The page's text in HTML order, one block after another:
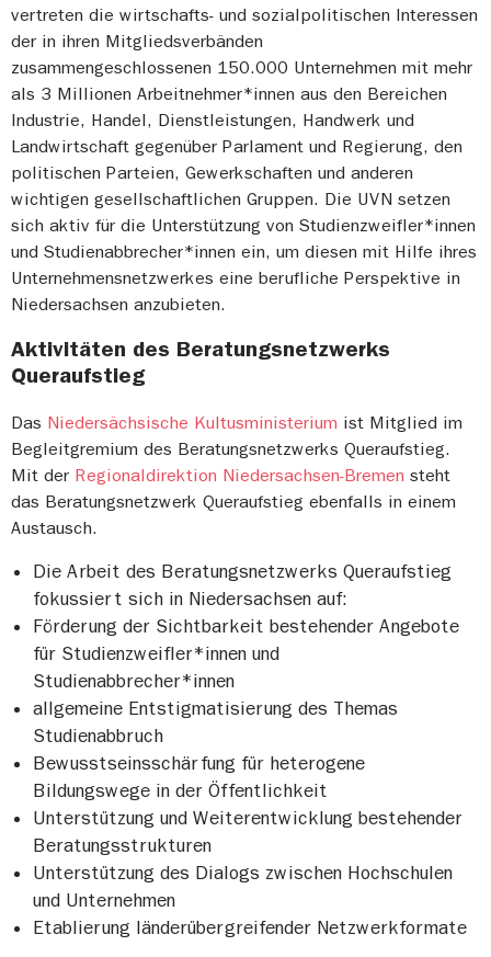
vertreten die wirtschafts- und sozialpolitischen Interessen
der in ihren Mitgliedsverbänden
zusammengeschlossenen 150.000 Unternehmen mit mehr
als 3 Millionen Arbeitnehmer*innen aus den Bereichen
Industrie, Handel, Dienstleistungen, Handwerk und
Landwirtschaft gegenüber Parlament und Regierung, den
politischen Parteien, Gewerkschaften und anderen
wichtigen gesellschaftlichen Gruppen. Die UVN setzen
sich aktiv für die Unterstützung von Studienzweifler*innen
und Studienabbrecher*innen ein, um diesen mit Hilfe ihres
Unternehmensnetzwerkes eine berufliche Perspektive in
Niedersachsen anzubieten.
Aktivitäten des Beratungsnetzwerks
Queraufstieg
Das Niedersächsische Kultusministerium ist Mitglied im
Begleitgremium des Beratungsnetzwerks Queraufstieg.
Mit der Regionaldirektion Niedersachsen-Bremen steht
das Beratungsnetzwerk Queraufstieg ebenfalls in einem
Austausch.
Die Arbeit des Beratungsnetzwerks Queraufstieg
fokussiert sich in Niedersachsen auf:
Förderung der Sichtbarkeit bestehender Angebote
für Studienzweifler*innen und
Studienabbrecher*innen
allgemeine Entstigmatisierung des Themas
Studienabbruch
Bewusstseinsschärfung für heterogene
Bildungswege in der Öffentlichkeit
Unterstützung und Weiterentwicklung bestehender
Beratungsstrukturen
Unterstützung des Dialogs zwischen Hochschulen
und Unternehmen
Etablierung länderübergreifender Netzwerkformate